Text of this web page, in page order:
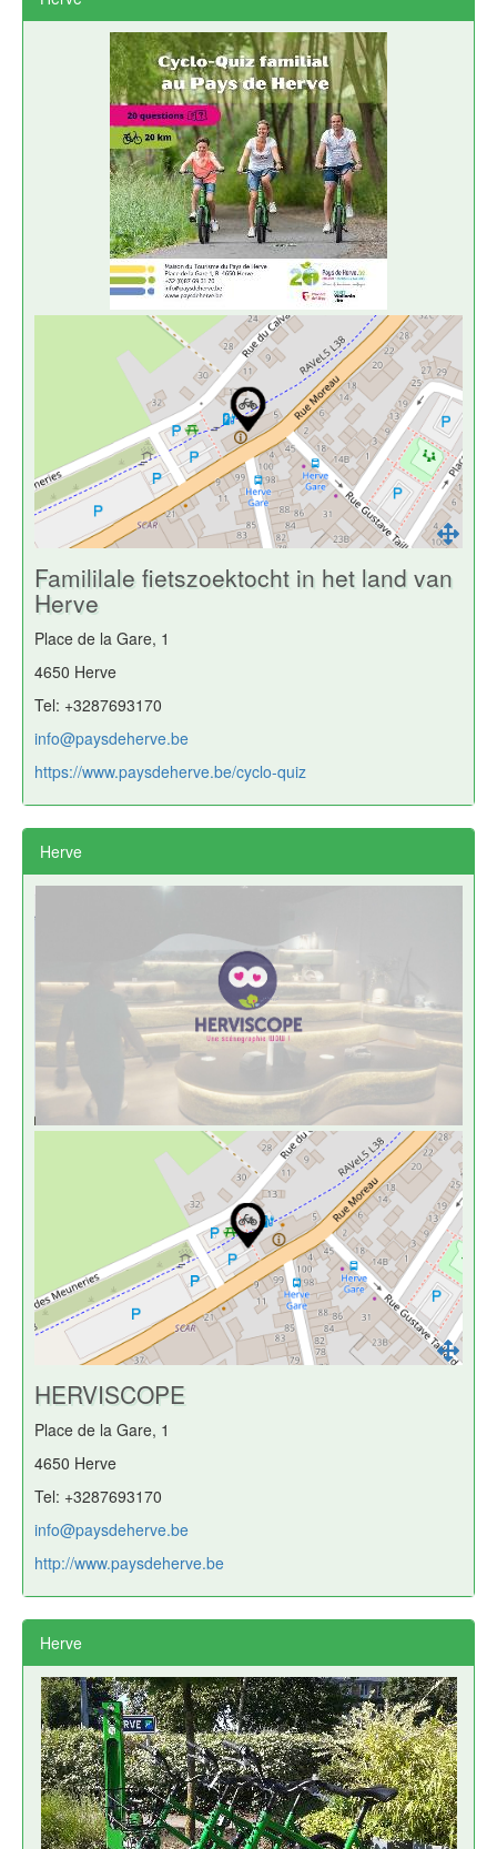
Famililale fietszoektocht in het land van
Herve
Place de la Gare, 1
4650 Herve
Tel: +3287693170
info@paysdeherve.be
https://www.paysdeherve.be/cyclo-quiz
Herve
HERVISCOPE
Place de la Gare, 1
4650 Herve
Tel: +3287693170
info@paysdeherve.be
http://www.paysdeherve.be
Herve